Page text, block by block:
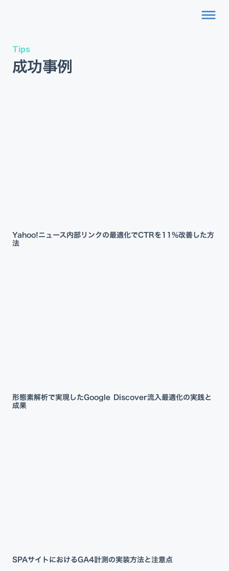
dehaze
Tips
成功事例
Yahoo!ニュース内部リンクの最適化でCTRを11%改善した方
法
形態素解析で実現したGoogle Discover流入最適化の実践と
成果
SPAサイトにおけるGA4計測の実装方法と注意点